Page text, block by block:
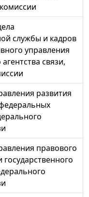
службы и кадров
управления
связи,
развития
правового